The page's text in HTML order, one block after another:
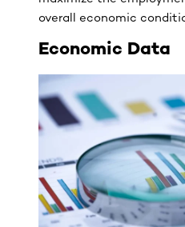
overall economic
Economic Data